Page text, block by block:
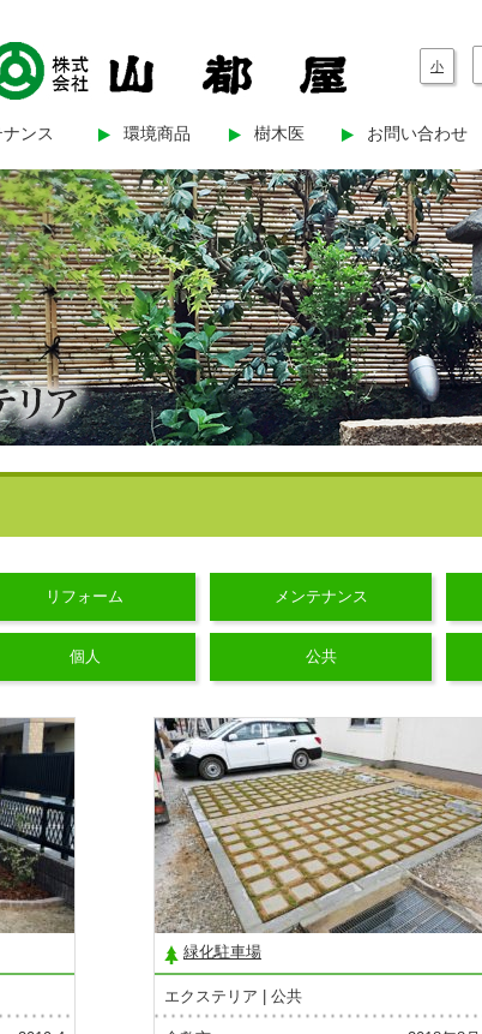
小
ナンス 環境商品 樹木医 お問い合わせ
リフォーム メンテナンス
個人 公共
緑化駐車場
エクステリア 公共